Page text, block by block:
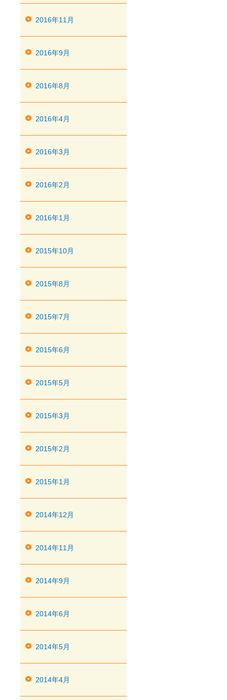
2016年11月
2016年9月
2016年8月
2016年4月
2016年3月
2016年2月
2016年1月
2015年10月
2015年8月
2015年7月
2015年6月
2015年5月
2015年3月
2015年2月
2015年1月
2014年12月
2014年11月
2014年9月
2014年6月
2014年5月
2014年4月